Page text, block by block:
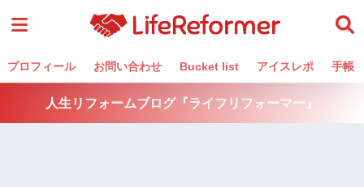
プロフィール お問い合わせ Bucket list アイスレポ 手帳
人生リフォームブログ『ライフリフォーマー』